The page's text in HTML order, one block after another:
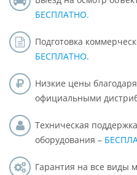
БЕСПЛАТНО.
Подготовка
БЕСПЛАТНО.
Низкие цены
официальными
Техническая
оборудования –
Гарантия на все виды